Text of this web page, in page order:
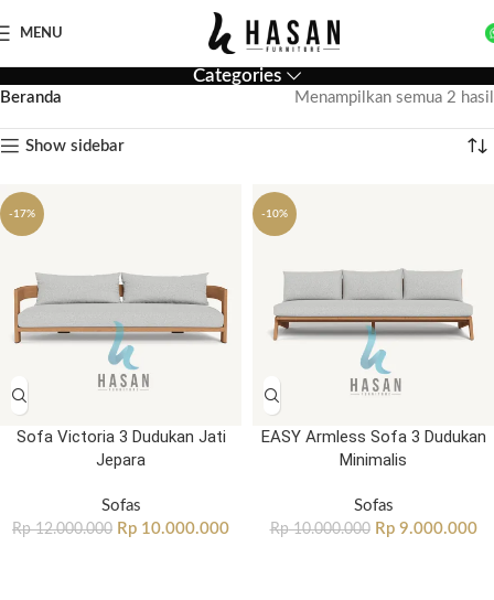
MENU
Categories
Beranda Menampilkan semua 2 hasil
Show sidebar
-17%
Sofa Victoria 3 Dudukan Jati
Jepara
Sofas
Rp12.000.000 Rp 10.000.000
-10%
EASY Armless Sofa 3 Dudukan
Minimalis
Sofas
Rp10.000.000 Rp9.000.000